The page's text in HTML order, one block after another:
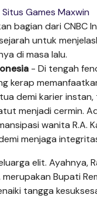
Situs Games Maxwin
bagian dari CNBC
untuk
di masa lalu.
- Di tengah
kerap
demi karier
menjadi cermin.
wanita R.A.
menjaga
elit. Ayahnya,
Bupati
tangga